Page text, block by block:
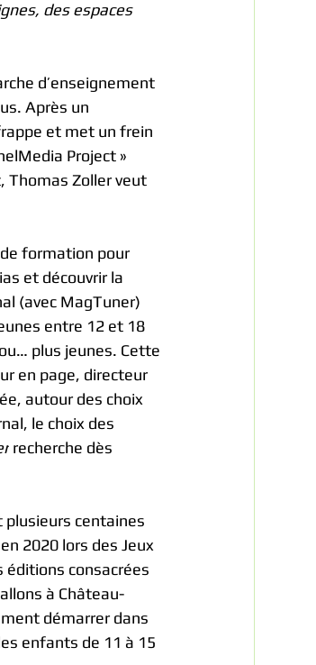
des espaces
d’enseignement
Après un
et met un frein
Project »
Thomas Zoller veut
formation pour
et découvrir la
(avec MagTuner)
entre 12 et 18
plus jeunes. Cette
en page, directeur
autour des choix
le choix des
recherche dès
plusieurs centaines
2020 lors des Jeux
éditions consacrées
à Château-
démarrer dans
enfants de 11 à 15